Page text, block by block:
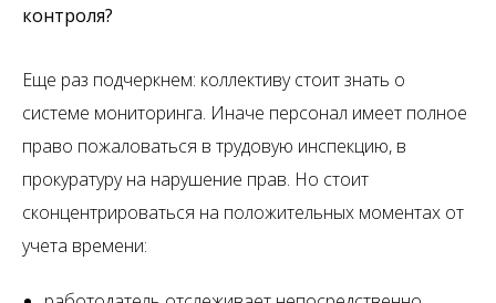
контроля?
Еще раз подчеркнем: коллективу стоит знать о
системе мониторинга. Иначе персонал имеет полное
право пожаловаться в трудовую инспекцию, в
прокуратуру на нарушение прав. Но стоит
сконцентрироваться на положительных моментах от
учета времени: